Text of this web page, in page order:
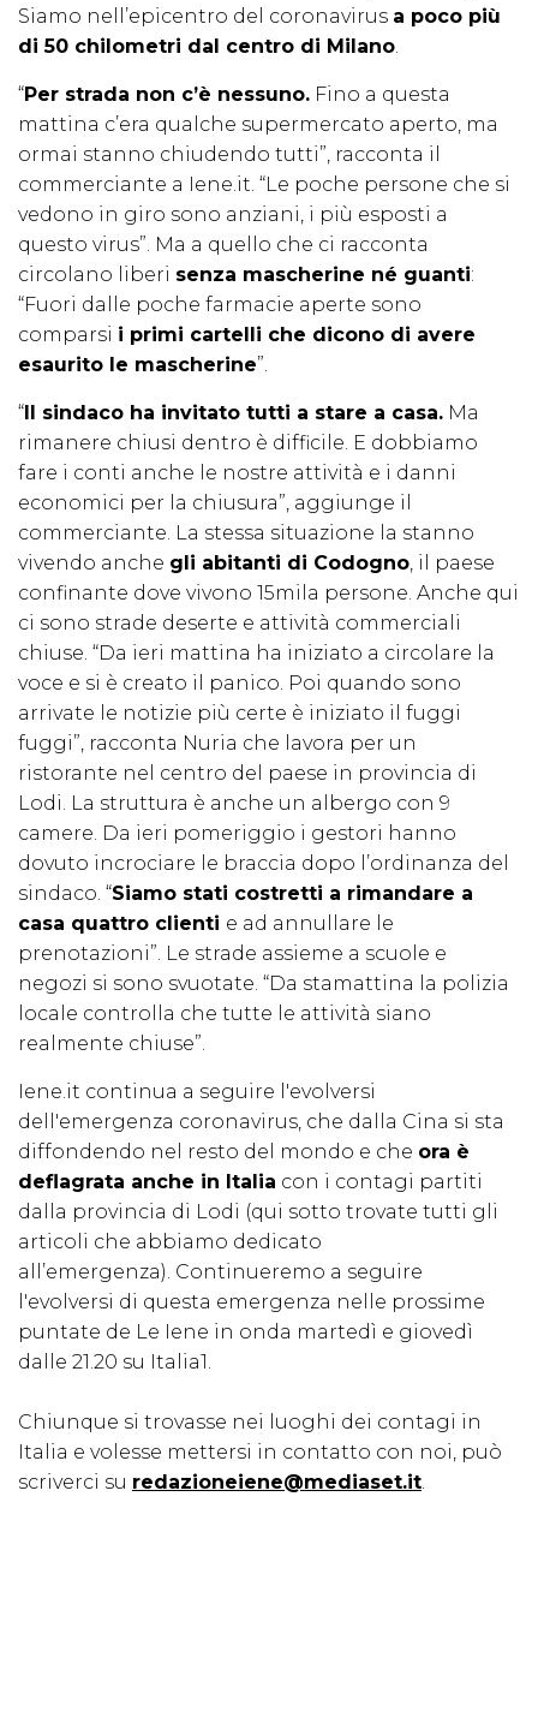
Siamo nell’epicentro del coronavirus a poco più
di 50 chilometri dal centro di Milano.
“Per strada non c’è nessuno. Fino a questa
mattina c’era qualche supermercato aperto, ma
ormai stanno chiudendo tutti”, racconta il
commerciante a Iene.it. “Le poche persone che si
vedono in giro sono anziani, i più esposti a
questo virus”. Ma a quello che ci racconta
circolano liberi senza mascherine né guanti:
“Fuori dalle poche farmacie aperte sono
comparsi i primi cartelli che dicono di avere
esaurito le mascherine”.
“ Il sindaco ha invitato tutti a stare a casa. Ma
rimanere chiusi dentro è difficile. E dobbiamo
fare i conti anche le nostre attività e i danni
economici per la chiusura”, aggiunge il
commerciante. La stessa situazione la stanno
vivendo anche gli abitanti di Codogno, il paese
confinante dove vivono 15mila persone. Anche qui
ci sono strade deserte e attività commerciali
chiuse. “Da ieri mattina ha iniziato a circolare la
voce e si è creato il panico. Poi quando sono
arrivate le notizie più certe è iniziato il fuggi
fuggi”, racconta Nuria che lavora per un
ristorante nel centro del paese in provincia di
Lodi. La struttura è anche un albergo con 9
camere. Da ieri pomeriggio i gestori hanno
dovuto incrociare le braccia dopo l’ordinanza del
sindaco. “Siamo stati costretti a rimandare a
casa quattro clienti e ad annullare le
prenotazioni”. Le strade assieme a scuole e
negozi si sono svuotate. “Da stamattina la polizia
locale controlla che tutte le attività siano
realmente chiuse”.
Iene.it continua a seguire l'evolversi
dell'emergenza coronavirus, che dalla Cina si sta
diffondendo nel resto del mondo e che ora è
deflagrata anche in Italia con i contagi partiti
dalla provincia di Lodi (qui sotto trovate tutti gli
articoli che abbiamo dedicato
all’emergenza). Continueremo a seguire
l'evolversi di questa emergenza nelle prossime
puntate de Le Iene in onda martedì e giovedì
dalle 21.20 su Italia1.
Chiunque si trovasse nei luoghi dei contagi in
Italia e volesse mettersi in contatto con noi, può
scriverci su redazioneiene@mediaset.it.